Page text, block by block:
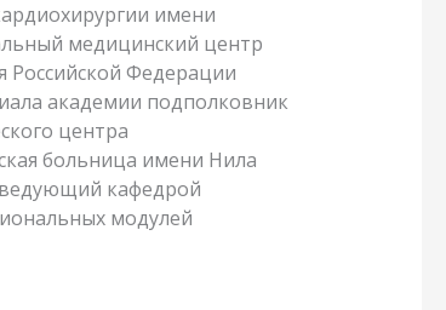
имени
медицинский центр
Российской Федерации
академии подполковник
центра
больница имени Нила
кафедрой
модулей